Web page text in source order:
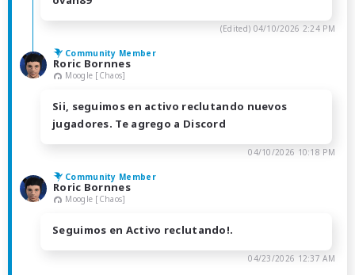
(Edited) 04/10/2026 2:24 PM
Community Member
Roric Bornnes
Moogle [Chaos]
Sii, seguimos en activo reclutando nuevos
jugadores. Te agrego a Discord
04/10/2026 10:18 PM
Community Member
Roric Bornnes
Moogle [Chaos]
Seguimos en Activo reclutando!.
04/23/2026 12:37 AM